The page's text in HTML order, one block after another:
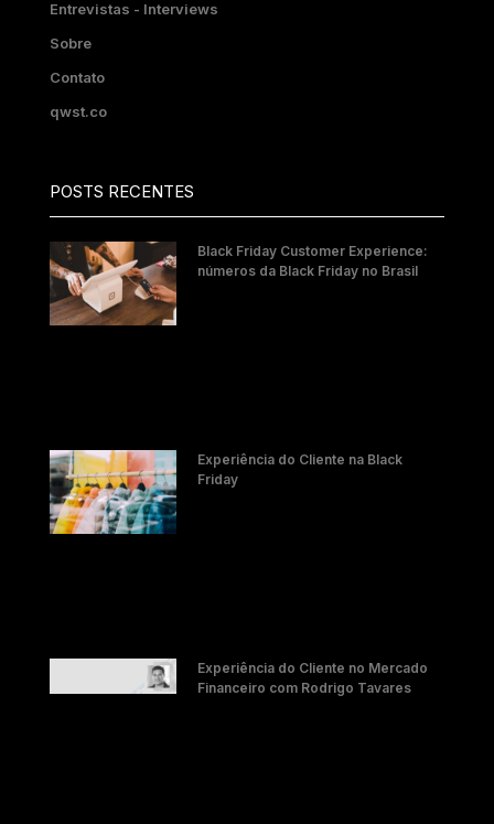
Entrevistas - Interviews
Sobre
Contato
qwst.co
POSTS RECENTES
Black Friday Customer Experience:
números da Black Friday no Brasil
Experiência do Cliente na Black
Friday
Experiência do Cliente no Mercado
Financeiro com Rodrigo Tavares